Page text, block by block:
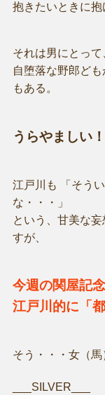
抱きたいときに抱
それは男にとって
自堕落な野郎ど
もある。
うらやましい
江戸川も 「そう
な・・・」
という、甘美な
すが、
今週の関屋記
江戸川的に「
そう・・・女（馬
___SILVER___